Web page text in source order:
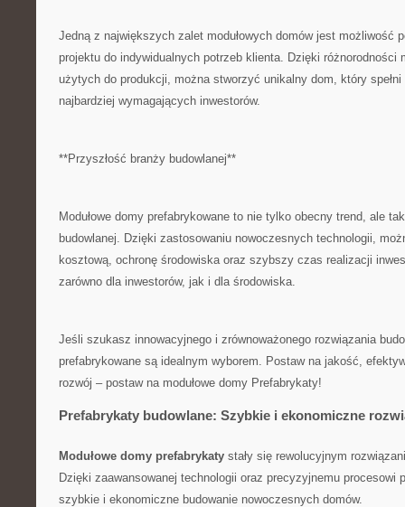
Jedną z największych ⁤zalet ‍modułowych⁣ domów jest ⁤możliwość
projektu do indywidualnych potrzeb klienta. Dzięki różnorodności
użytych do⁣ produkcji,‌ można stworzyć ⁣unikalny‍ dom, który
⁤najbardziej‍ wymagających inwestorów.
**Przyszłość branży budowlanej**
Modułowe domy prefabrykowane to⁢ nie tylko obecny trend, ale‍
budowlanej. Dzięki zastosowaniu nowoczesnych technologii,
kosztową, ochronę środowiska oraz szybszy czas realizacji
‌zarówno dla inwestorów, jak‌ i dla‌ środowiska.
Jeśli⁢ szukasz innowacyjnego i zrównoważonego⁢ rozwiązania
prefabrykowane są idealnym wyborem. Postaw na jakość,
rozwój – postaw na modułowe domy Prefabrykaty!
Prefabrykaty budowlane: Szybkie i ekonomiczne
Modułowe domy ​prefabrykaty ⁣stały ⁢się ⁢rewolucyjnym
Dzięki ​zaawansowanej technologii‍ oraz precyzyjnemu procesowi
szybkie i ekonomiczne budowanie‌ nowoczesnych domów.